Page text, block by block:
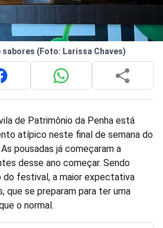
sabores (Foto: Larissa Chaves)
de Patrimônio da Penha está
atípico neste final de semana do
pousadas já começaram a
desse ano começar. Sendo
do festival, a maior expectativa
que se preparam para ter uma
o normal.